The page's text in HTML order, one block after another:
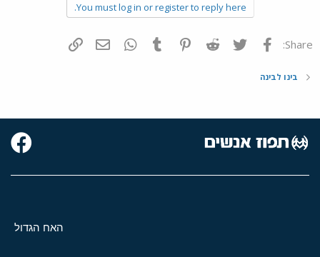
You must log in or register to reply here.
Share: פייסבוק Twitter
Reddit
Pinterest
Tumblr
WhatsAppדואר אלקטרוני
בינו לבינה
האח הגדול